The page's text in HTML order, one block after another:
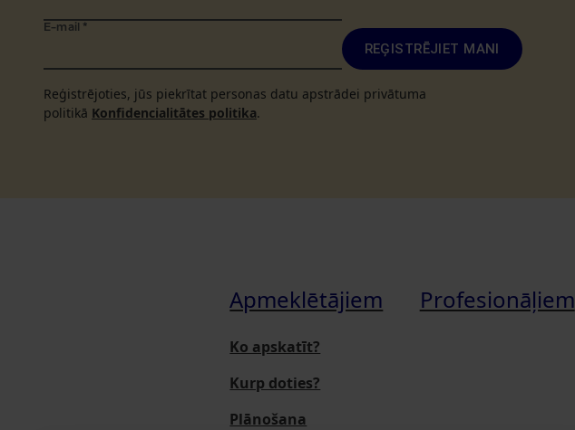
E-mail *
REĢISTRĒJIET MANI
Reģistrējoties, jūs piekrītat personas datu apstrādei privātuma
politikā Konfidencialitātes politika.
Apmeklētājiem
Ko apskatīt?
Kurp doties?
Plānošana
Profesionāļiem